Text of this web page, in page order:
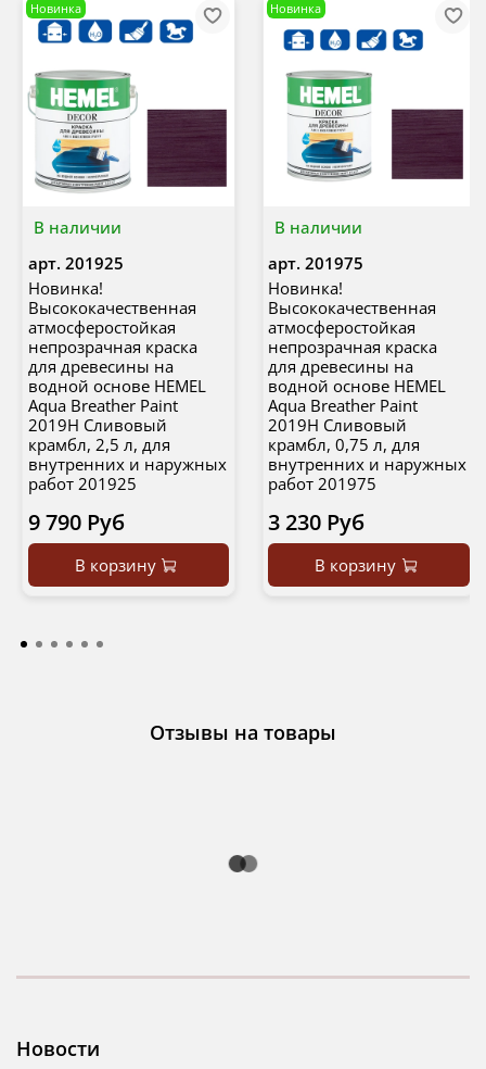
В наличии
Новинка
арт. 201925
Новинка!
Высококачественная
атмосферостойкая
непрозрачная краска
для древесины на
водной основе HEMEL
Aqua Breather Paint
2019H Сливовый
крамбл, 2,5 л, для
внутренних и наружных
работ 201925
9 790 Руб
В корзину
В наличии
Новинка
арт. 201975
Новинка!
Высококачественная
атмосферостойкая
непрозрачная краска
для древесины на
водной основе HEMEL
Aqua Breather Paint
2019H Сливовый
крамбл, 0,75 л, для
внутренних и наружных
работ 201975
3 230 Руб
В корзину
Отзывы на товары
Новости